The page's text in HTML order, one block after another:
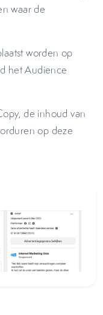
waar de
worden op
het Audience
de inhoud van
op deze